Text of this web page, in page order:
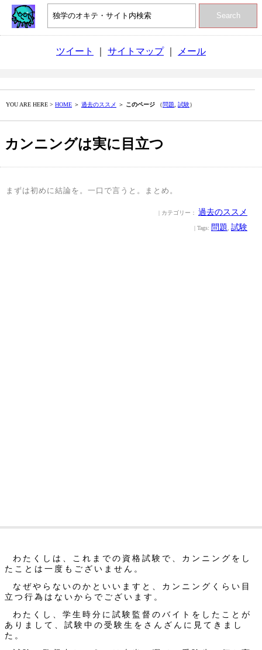
Search
ツイート サイトマップ｜ メール
YOU ARE HERE > HOME ＞ 過去のススメ ＞ このページ （問題 試験）
カンニングは実に目立つ
まずは初めに結論を。一口で言うと。まとめ。
| カテゴリー： 過去のススメ
| Tags: 問題 試験
わたくしは、これまでの資格試験で、カンニングをし
たことは一度もございません。
なぜやらないのかといいますと、カンニングくらい目
立つ行為はないからでございます。
わたくし、学生時分に試験監督のバイトをしたことが
ありまして、試験中の受験生をさんざんに見てきまし
た。